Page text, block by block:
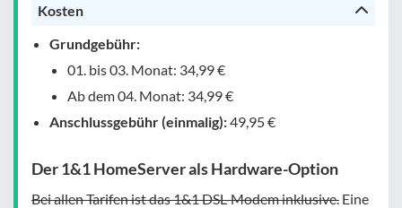
Kosten
Grundgebühr:
01. bis 03. Monat: 34,99 €
Ab dem 04. Monat: 34,99 €
Anschlussgebühr (einmalig):49,95 €
Der 1&1 HomeServer als Hardware-Option
Bei allen Tarifen ist das 1&1 DSL-Modem inklusive. Eine